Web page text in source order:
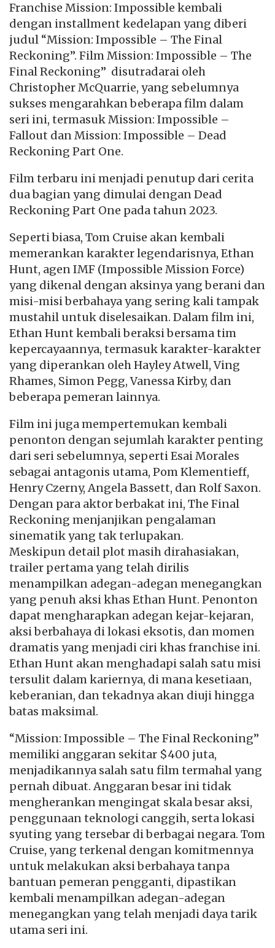
Franchise Mission: Impossible kembali
dengan installment kedelapan yang diberi
judul “Mission: Impossible – The Final
Reckoning”. Film Mission: Impossible – The
Final Reckoning” disutradarai oleh
Christopher McQuarrie, yang sebelumnya
sukses mengarahkan beberapa film dalam
seri ini, termasuk Mission: Impossible –
Fallout dan Mission: Impossible – Dead
Reckoning Part One.
Film terbaru ini menjadi penutup dari cerita
dua bagian yang dimulai dengan Dead
Reckoning Part One pada tahun 2023.
Seperti biasa, Tom Cruise akan kembali
memerankan karakter legendarisnya, Ethan
Hunt, agen IMF (Impossible Mission Force)
yang dikenal dengan aksinya yang berani dan
misi-misi berbahaya yang sering kali tampak
mustahil untuk diselesaikan. Dalam film ini,
Ethan Hunt kembali beraksi bersama tim
kepercayaannya, termasuk karakter-karakter
yang diperankan oleh Hayley Atwell, Ving
Rhames, Simon Pegg, Vanessa Kirby, dan
beberapa pemeran lainnya.
Film ini juga mempertemukan kembali
penonton dengan sejumlah karakter penting
dari seri sebelumnya, seperti Esai Morales
sebagai antagonis utama, Pom Klementieff,
Henry Czerny, Angela Bassett, dan Rolf Saxon.
Dengan para aktor berbakat ini, The Final
Reckoning menjanjikan pengalaman
sinematik yang tak terlupakan.
Meskipun detail plot masih dirahasiakan,
trailer pertama yang telah dirilis
menampilkan adegan-adegan menegangkan
yang penuh aksi khas Ethan Hunt. Penonton
dapat mengharapkan adegan kejar-kejaran,
aksi berbahaya di lokasi eksotis, dan momen
dramatis yang menjadi ciri khas franchise ini.
Ethan Hunt akan menghadapi salah satu misi
tersulit dalam kariernya, di mana kesetiaan,
keberanian, dan tekadnya akan diuji hingga
batas maksimal.
“Mission: Impossible – The Final Reckoning”
memiliki anggaran sekitar $400 juta,
menjadikannya salah satu film termahal yang
pernah dibuat. Anggaran besar ini tidak
mengherankan mengingat skala besar aksi,
penggunaan teknologi canggih, serta lokasi
syuting yang tersebar di berbagai negara. Tom
Cruise, yang terkenal dengan komitmennya
untuk melakukan aksi berbahaya tanpa
bantuan pemeran pengganti, dipastikan
kembali menampilkan adegan-adegan
menegangkan yang telah menjadi daya tarik
utama seri ini.